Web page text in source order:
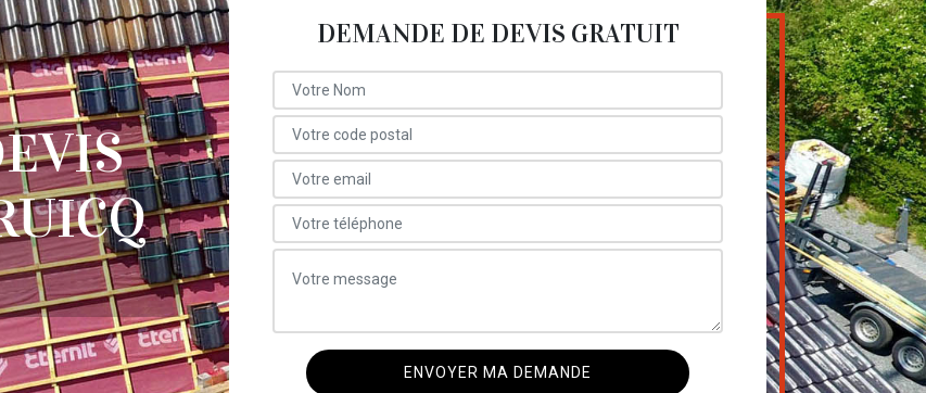
DEMANDE DE DEVIS GRATUIT